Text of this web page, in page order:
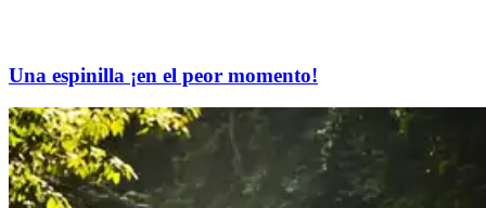
Una espinilla ¡en el peor momento!